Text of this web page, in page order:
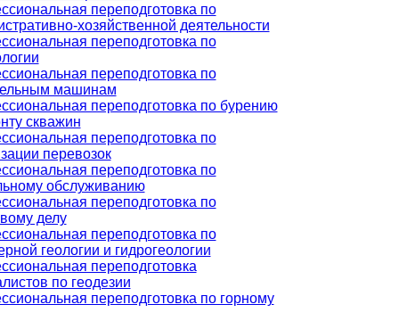
переподготовка по
хозяйственной деятельности
переподготовка по
переподготовка по
машинам
переподготовка по бурению
скважин
переподготовка по
перевозок
переподготовка по
обслуживанию
переподготовка по
делу
переподготовка по
геологии и гидрогеологии
переподготовка
по геодезии
переподготовка по горному